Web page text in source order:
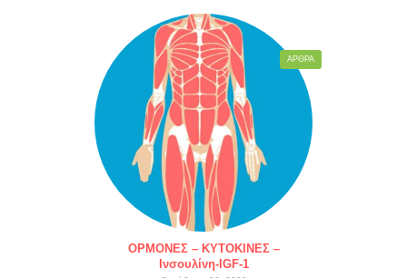
ΟΡΜΟΝΕΣ – ΚΥΤΟΚΙΝΕΣ –
Ινσουλίνη-IGF-1
ΆΡΘΡΑ